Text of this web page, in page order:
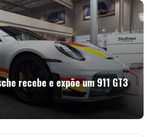
recebe e expõe um 911 GT3